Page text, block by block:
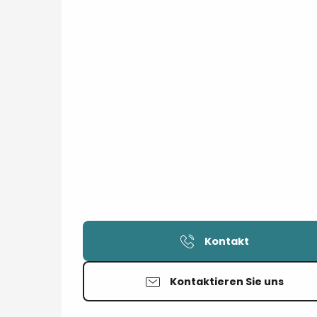
Kontakt
Kontaktieren Sie uns